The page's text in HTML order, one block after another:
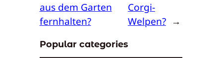
aus dem Garten
fernhalten?
Corgi-
Welpen? →
Popular categories